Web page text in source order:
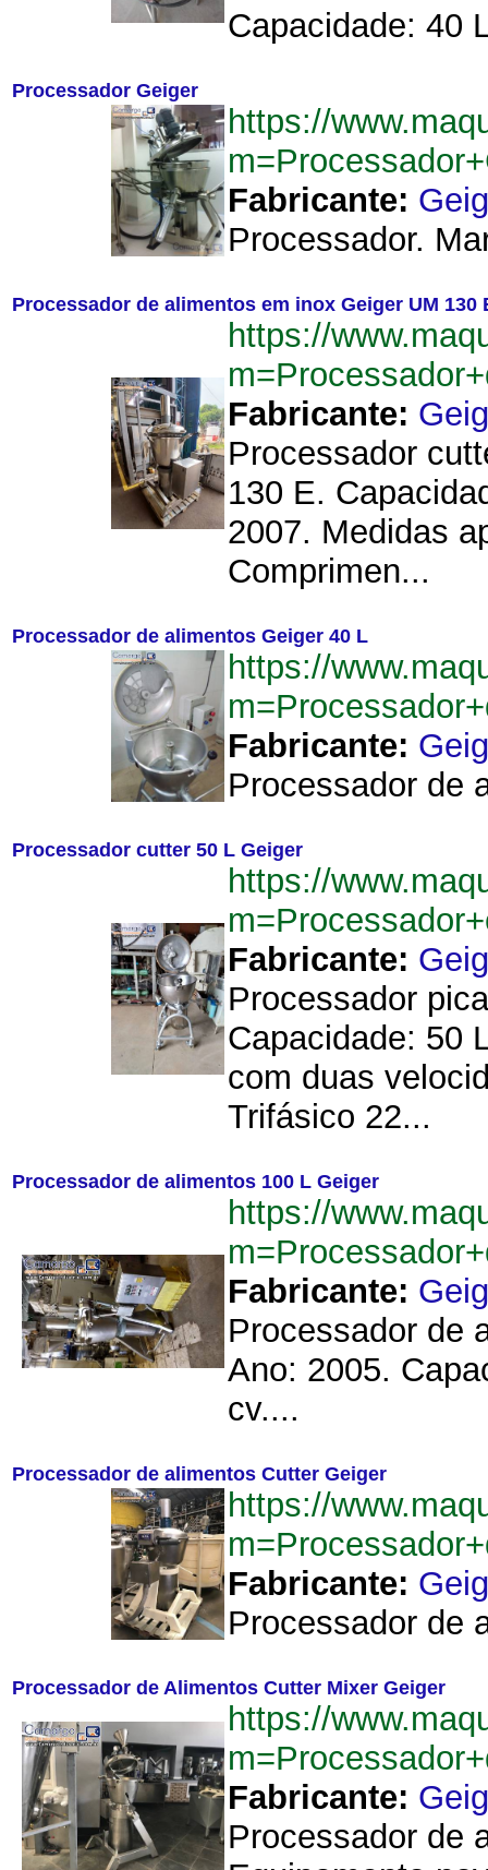
Capacidade: 40
Processador Geiger
https://
Fabricante:
Processador.
Processador de alimentos em inox Geiger UM 130
https://
Fabricante:
Processador
130 E.
2007. Medidas
Comprimen...
Processador de alimentos Geiger 40 L
https://
Fabricante:
Processador de
Processador cutter 50 L Geiger
https://
Fabricante:
Processador
Capacidade: 50
com duas
Trifásico 22...
Processador de alimentos 100 L Geiger
https://
Fabricante:
Processador de
Ano: 2005.
cv....
Processador de alimentos Cutter Geiger
https://
Fabricante:
Processador de
Processador de Alimentos Cutter Mixer Geiger
https://
Fabricante:
Processador de